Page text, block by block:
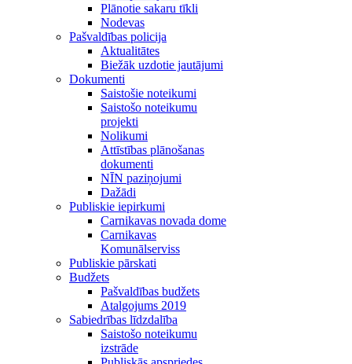
Plānotie sakaru tīkli
Nodevas
Pašvaldības policija
Aktualitātes
Biežāk uzdotie jautājumi
Dokumenti
Saistošie noteikumi
Saistošo noteikumu
projekti
Nolikumi
Attīstības plānošanas
dokumenti
NĪN paziņojumi
Dažādi
Publiskie iepirkumi
Carnikavas novada dome
Carnikavas
Komunālserviss
Publiskie pārskati
Budžets
Pašvaldības budžets
Atalgojums 2019
Sabiedrības līdzdalība
Saistošo noteikumu
izstrāde